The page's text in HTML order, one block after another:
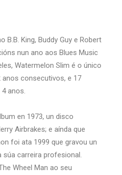
B.B. King, Buddy Guy e Robert
nun ano aos Blues Music
Watermelon Slim é o único
consecutivos, e 17
anos.
en 1973, un disco
Airbrakes; e aínda que
foi ata 1999 que gravou un
carreira profesional.
Wheel Man ao seu